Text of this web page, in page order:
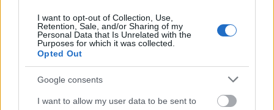
I want to opt-out of Collection, Use,
Retention, Sale, and/or Sharing of my
Personal Data that Is Unrelated with the
Purposes for which it was collected.
Opted Out
Google consents
I want to allow my user data to be sent to